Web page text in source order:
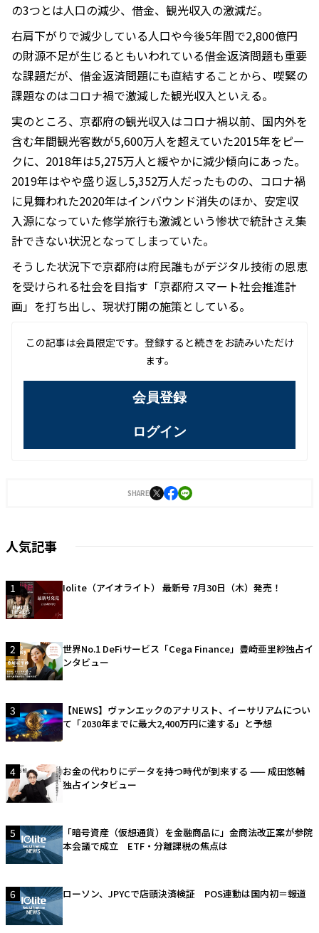
の3つとは人口の減少、借金、観光収入の激減だ。
右肩下がりで減少している人口や今後5年間で2,800億円
の財源不足が生じるともいわれている借金返済問題も重要
な課題だが、借金返済問題にも直結することから、喫緊の
課題なのはコロナ禍で激減した観光収入といえる。
実のところ、京都府の観光収入はコロナ禍以前、国内外を
含む年間観光客数が5,600万人を超えていた2015年をピー
クに、2018年は5,275万人と緩やかに減少傾向にあった。
2019年はやや盛り返し5,352万人だったものの、コロナ禍
に見舞われた2020年はインバウンド消失のほか、安定収
入源になっていた修学旅行も激減という惨状で統計さえ集
計できない状況となってしまっていた。
そうした状況下で京都府は府民誰もがデジタル技術の恩恵
を受けられる社会を目指す「京都府スマート社会推進計
画」を打ち出し、現状打開の施策としている。
この記事は会員限定です。登録すると続きをお読みいただけ
ます。
会員登録
ログイン
SHARE
人気記事
1 Iolite（アイオライト） 最新号 7月30日（木）発売！
2
世界No.1 DeFiサービス「Cega Finance」豊崎亜里紗独占イ
ンタビュー
3
【NEWS】ヴァンエックのアナリスト、イーサリアムについ
て「2030年までに最大2,400万円に達する」と予想
4
お金の代わりにデータを持つ時代が到来する —— 成田悠輔
独占インタビュー
5
「暗号資産（仮想通貨）を金融商品に」金商法改正案が参院
本会議で成立 ETF・分離課税の焦点は
6 ローソン、JPYCで店頭決済検証 POS連動は国内初＝報道